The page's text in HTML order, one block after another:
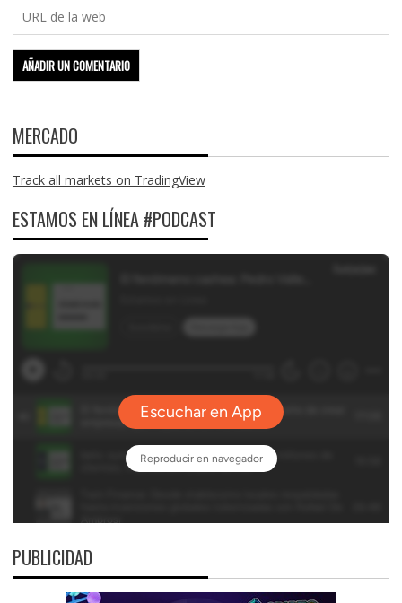
MERCADO
Track all markets on TradingView
ESTAMOS EN LÍNEA #PODCAST
PUBLICIDAD